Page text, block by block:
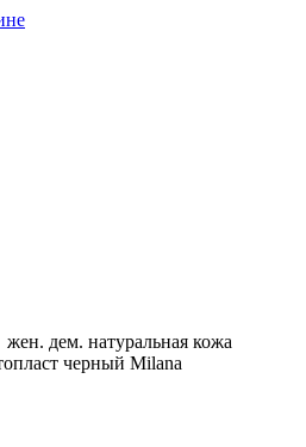
дем. натуральная кожа
черный Milana